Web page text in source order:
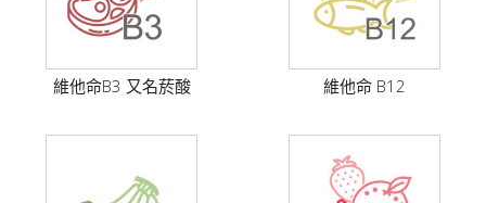
維他命B3 又名菸酸 維他命 B12